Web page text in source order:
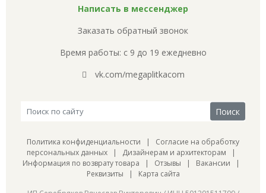
Написать в мессенджер
Заказать обратный звонок
Время работы: с 9 до 19 ежедневно
vk.com/megaplitkacom
Политика конфиденциальности | Согласие на обработку
персональных данных | Дизайнерам и архитекторам |
Информация по возврату товара | Отзывы | Вакансии |
Реквизиты | Карта сайта